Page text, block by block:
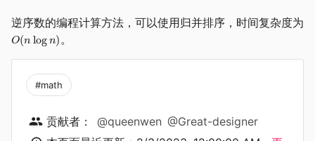
逆序数的编程计算方法，可以使用归并排序，时间复杂度为
。
#math
贡献者： @queenwen @Great-designer